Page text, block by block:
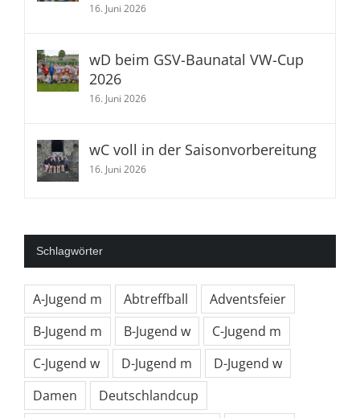
16. Juni 2026
wD beim GSV-Baunatal VW-Cup
2026
16. Juni 2026
wC voll in der Saisonvorbereitung
16. Juni 2026
Schlagwörter
A-Jugend m Abtreffball
Adventsfeier
B-Jugend m
B-Jugend w
C-Jugend m
C-Jugend w
D-Jugend m
D-Jugend w
Damen
Deutschlandcup